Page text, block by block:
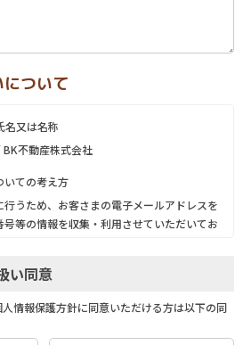
ついて
名又は名称
不動産株式会社
いての考え方
うため、お客さまの電子メールアドレスを
等の情報を収集・利用させていただいてお
人情報（以下「お客さま情報」といいま
務と認識し、この責務を果たすために、次
個人情報の保護に関する法律その他の関係
ます。また、適宜取扱いの改善に努めま
い同意
情報保護方針に同意いただける方は以下の同